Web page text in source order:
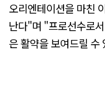
오리엔테이션을 마친
난다"며 "프로선수로
은 활약을 보여드릴